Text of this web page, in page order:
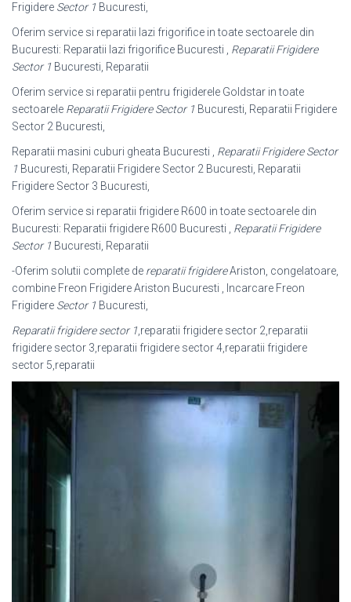
Frigidere Sector 1 Bucuresti,
Oferim service si reparatii lazi frigorifice in toate sectoarele din
Bucuresti: Reparatii lazi frigorifice Bucuresti , Reparatii Frigidere
Sector 1 Bucuresti, Reparatii
Oferim service si reparatii pentru frigiderele Goldstar in toate
sectoarele Reparatii Frigidere Sector 1 Bucuresti, Reparatii Frigidere
Sector 2 Bucuresti,
Reparatii masini cuburi gheata Bucuresti , Reparatii Frigidere Sector
1 Bucuresti, Reparatii Frigidere Sector 2 Bucuresti, Reparatii
Frigidere Sector 3 Bucuresti,
Oferim service si reparatii frigidere R600 in toate sectoarele din
Bucuresti: Reparatii frigidere R600 Bucuresti , Reparatii Frigidere
Sector 1 Bucuresti, Reparatii
-Oferim solutii complete de reparatii frigidereAriston, congelatoare,
combine Freon Frigidere Ariston Bucuresti , Incarcare Freon
Frigidere Sector 1 Bucuresti,
Reparatii frigidere sector 1,reparatii frigidere sector 2,reparatii
frigidere sector 3,reparatii frigidere sector 4,reparatii frigidere
sector 5,reparatii